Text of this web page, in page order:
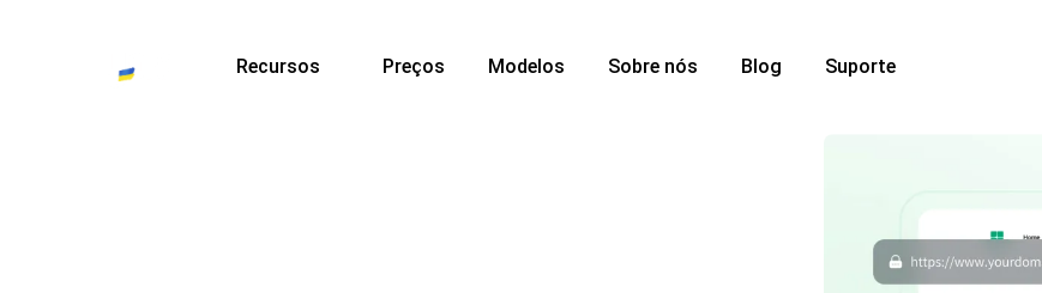
Recursos Preços Modelos Sobre nós Blog Suporte